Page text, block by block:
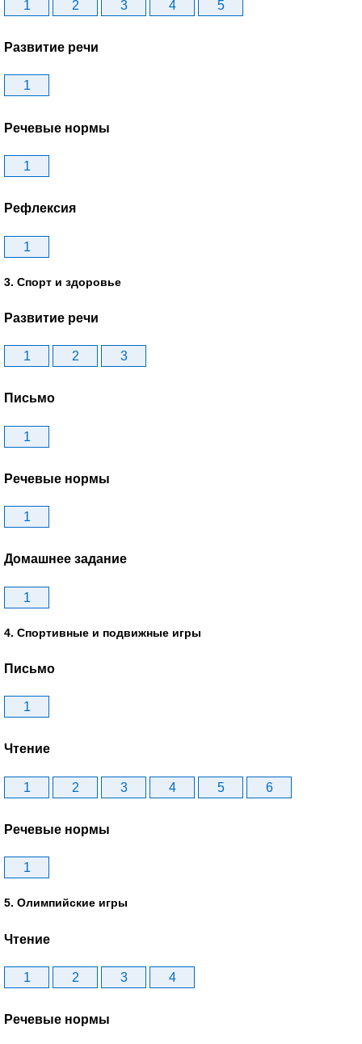
1 2 3 4 5
Развитие речи
1
Речевые нормы
1
Рефлексия
1
3. Спорт и здоровье
Развитие речи
1 2 3
Письмо
1
Речевые нормы
1
Домашнее задание
1
4. Спортивные и подвижные игры
Письмо
1
Чтение
1 2 3 4 5 6
Речевые нормы
1
5. Олимпийские игры
Чтение
1 2 3 4
Речевые нормы